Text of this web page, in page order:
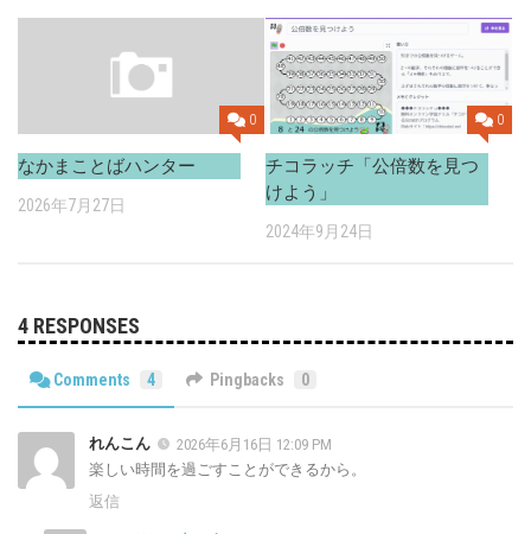
0
なかまことばハンター
2026年7月27日
0
チコラッチ「公倍数を見つ
けよう」
2024年9月24日
4 RESPONSES
Comments 4 Pingbacks 0
れんこん
2026年6月16日 12:09 PM
楽しい時間を過ごすことができるから。
返信